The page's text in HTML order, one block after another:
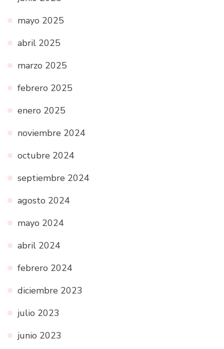
mayo 2025
abril 2025
marzo 2025
febrero 2025
enero 2025
noviembre 2024
octubre 2024
septiembre 2024
agosto 2024
mayo 2024
abril 2024
febrero 2024
diciembre 2023
julio 2023
junio 2023